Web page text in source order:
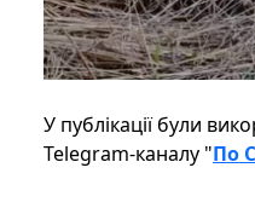
У публікації були
Telegram-каналу "По